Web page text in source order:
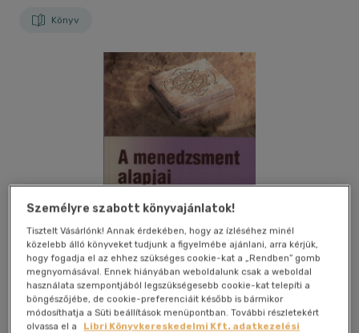
Könyv
Kívánságlistához adom Megosztom
Személyre szabott könyvajánlatok!
Tisztelt Vásárlónk! Annak érdekében, hogy az ízléséhez minél
közelebb álló könyveket tudjunk a figyelmébe ajánlani, arra kérjük,
hogy fogadja el az ehhez szükséges cookie-kat a „Rendben” gomb
megnyomásával. Ennek hiányában weboldalunk csak a weboldal
használata szempontjából legszükségesebb cookie-kat telepíti a
böngészőjébe, de cookie-preferenciáit később is bármikor
módosíthatja a Süti beállítások menüpontban. További részletekért
olvassa el a
Libri Könyvkereskedelmi Kft. adatkezelési